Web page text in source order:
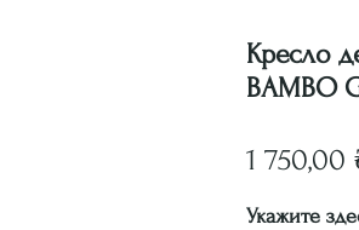
Кресло
BAMBO
1 750,00
Укажите